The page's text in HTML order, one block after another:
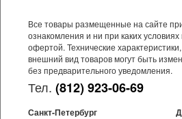
Все товары размещенные на сайте
ознакомления и ни при каких
офертой. Технические
внешний вид товаров могут быть
без предварительного уведомления.
Тел. (812) 923-06-69
Санкт-Петербург